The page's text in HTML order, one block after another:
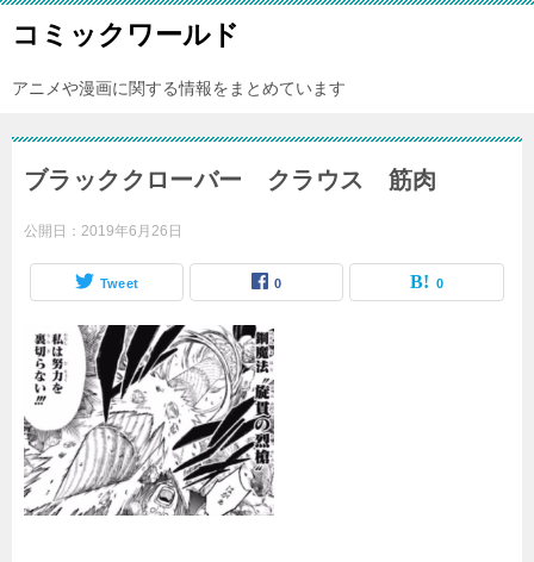
コミックワールド
アニメや漫画に関する情報をまとめています
ブラッククローバー クラウス 筋肉
公開日： 2019年6月26日
Tweet 0 0